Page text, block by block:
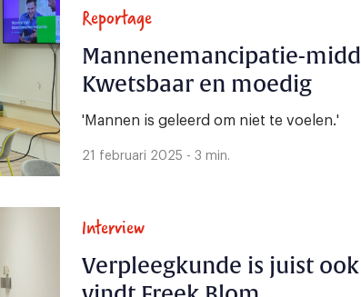
Reportage
Mannenemancipatie-
Kwetsbaar en moedig
'Mannen is geleerd om niet te voelen.'
21 februari 2025 - 3 min.
Interview
Verpleegkunde is juist